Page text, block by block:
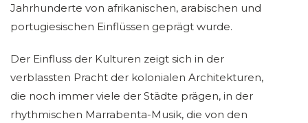
Jahrhunderte von afrikanischen, arabischen und
portugiesischen Einflüssen geprägt wurde.
Der Einfluss der Kulturen zeigt sich in der
verblassten Pracht der kolonialen Architekturen,
die noch immer viele der Städte prägen, in der
rhythmischen Marrabenta-Musik, die von den